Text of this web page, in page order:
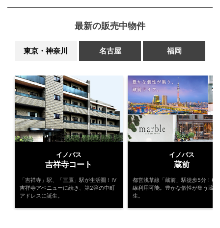
最新の販売中物件
東京・神奈川 名古屋 福岡
イノバス
吉祥寺コート
「吉祥寺」駅、「三鷹」駅が生活圏！IV
吉祥寺アベニューに続き、第2弾の中町
アドレスに誕生。
イノバス
蔵前
都営浅草線「蔵前」駅徒歩5分！6
線利用可能。豊かな個性が集う蔵
生。